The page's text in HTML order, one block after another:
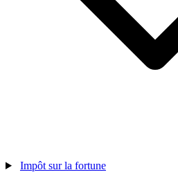
Impôt sur la fortune